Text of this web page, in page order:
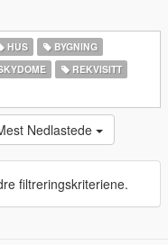
HUS
BYGNING
REKVISITT
Nedlastede
filtreringskriteriene.